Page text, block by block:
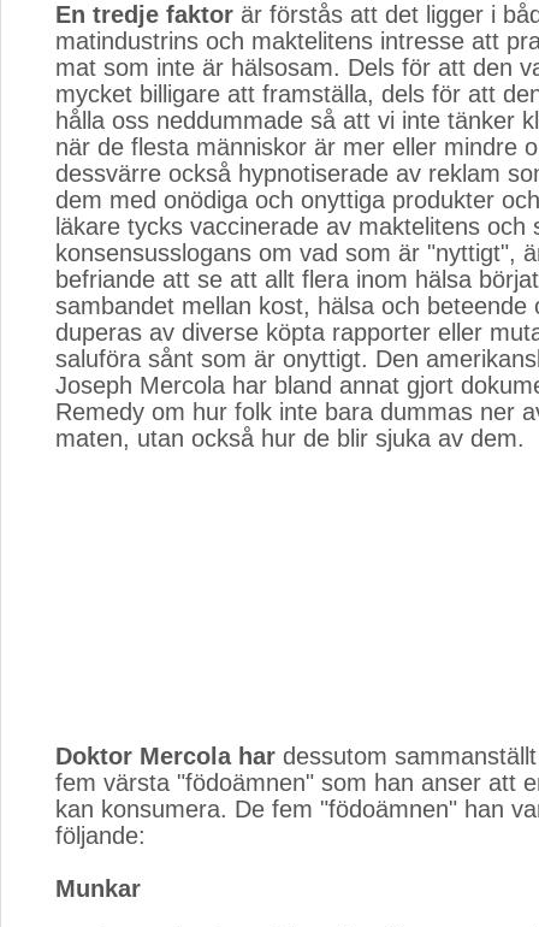
En tredje faktor är förstås att det ligger i
matindustrins och maktelitens intresse att
mat som inte är hälsosam. Dels för att den
mycket billigare att framställa, dels för att
hålla oss neddummade så att vi inte tänker
när de flesta människor är mer eller mindre
dessvärre också hypnotiserade av reklam
dem med onödiga och onyttiga produkter
läkare tycks vaccinerade av maktelitens och
konsensusslogans om vad som är "nyttigt",
befriande att se att allt flera inom hälsa
sambandet mellan kost, hälsa och beteende
duperas av diverse köpta rapporter eller
saluföra sånt som är onyttigt. Den
Joseph Mercola har bland annat gjort
Remedy om hur folk inte bara dummas ner
maten, utan också hur de blir sjuka av dem.
Doktor Mercola har dessutom
fem värsta "födoämnen" som han anser att
kan konsumera. De fem "födoämnen" han
följande:
Munkar